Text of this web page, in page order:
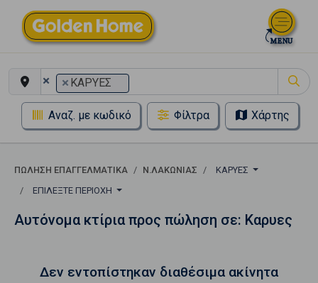
× × ΚΑΡΥΕΣ
Αναζ. με κωδικό Φίλτρα Χάρτης
ΠΏΛΗΣΗ ΕΠΑΓΓΕΛΜΑΤΙΚΆ Ν.ΛΑΚΩΝΙΑΣ
ΚΑΡΥΕΣ
ΕΠΙΛΈΞΤΕ ΠΕΡΙΟΧΉ
Αυτόνομα κτίρια προς πώληση σε: Καρυες
Δεν εντοπίστηκαν διαθέσιμα ακίνητα